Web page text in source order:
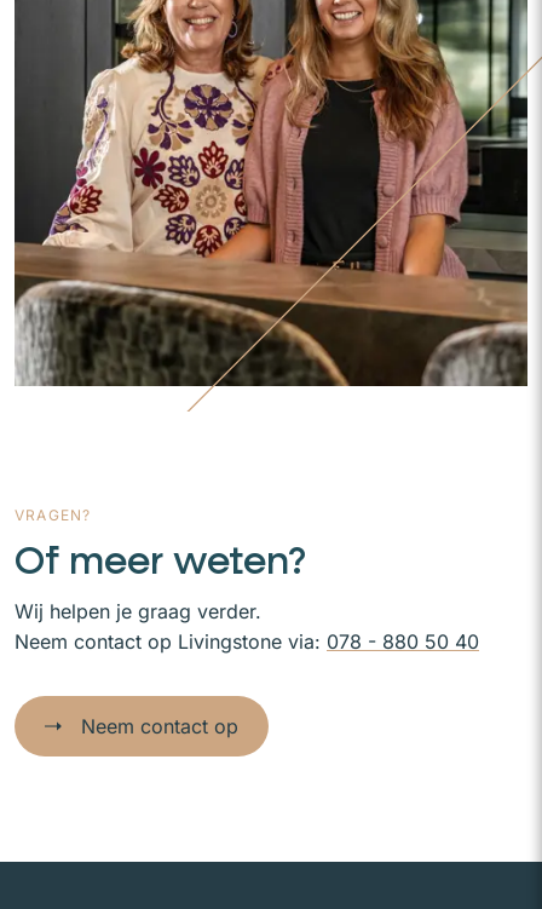
VRAGEN?
Of meer weten?
Wij helpen je graag verder.
Neem contact op Livingstone via: 078 - 880 50 40
Neem contact op